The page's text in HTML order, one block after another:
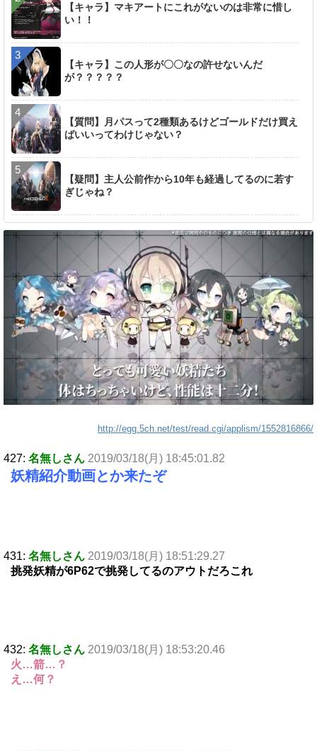
【キャラ】マキアートにこれがないのは非常に惜し
い！！
【キャラ】この人形が〇〇なの許せないんだ
が？？？？？
【質問】月パスって2種類あるけどゴールドだけ買え
ばいいってわけじゃない？
【疑問】主人公前作から10年も経過してるのに若す
ぎじゃね？
http://egg.5ch.net/test/read.cgi/applism/1552816866/
427: 名無しさん 2019/03/18(月) 18:45:01.82
妖精紹介動画とか来たぞ
431: 名無しさん 2019/03/18(月) 18:51:29.27
挑発妖精が6P62で挑発してるのアウトだろこれ
432: 名無しさん 2019/03/18(月) 18:53:20.46
火…箭…？
え…何？